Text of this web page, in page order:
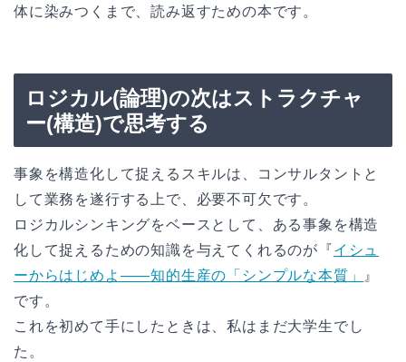
体に染みつくまで、読み返すための本です。
ロジカル(論理)の次はストラクチャ
ー(構造)で思考する
事象を構造化して捉えるスキルは、コンサルタントと
して業務を遂行する上で、必要不可欠です。
ロジカルシンキングをベースとして、ある事象を構造
化して捉えるための知識を与えてくれるのが『イシュ
ーからはじめよ――知的生産の「シンプルな本質」
』
です。
これを初めて手にしたときは、私はまだ大学生でし
た。